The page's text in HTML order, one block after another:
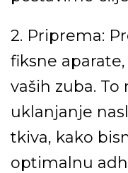
2. Priprema:
fiksne
vaših zuba.
uklanjanje
tkiva, kako
optimalnu